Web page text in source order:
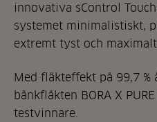
innovativa sControl
systemet minimalistiskt,
extremt tyst och
Med fläkteffekt på 99,7
bänkfläkten BORA X
testvinnare.